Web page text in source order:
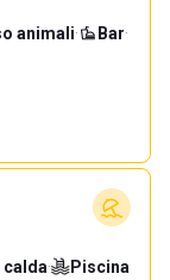
animali· Bar·
calda·
Piscina